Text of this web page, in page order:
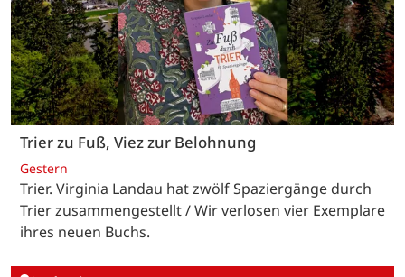
Trier zu Fuß, Viez zur Belohnung
Gestern
Trier. Virginia Landau hat zwölf Spaziergänge durch
Trier zusammengestellt / Wir verlosen vier Exemplare
ihres neuen Buchs.